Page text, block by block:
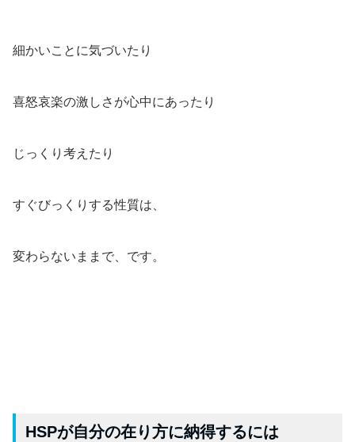
細かいことに気づいたり
喜怒哀楽の激しさが心中にあったり
じっくり考えたり
すぐびっくりする性質は、
変わらないままで、です。
HSPが自分の在り方に納得するには